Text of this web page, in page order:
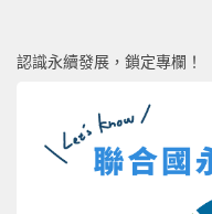
認識永續發展，鎖定專欄！